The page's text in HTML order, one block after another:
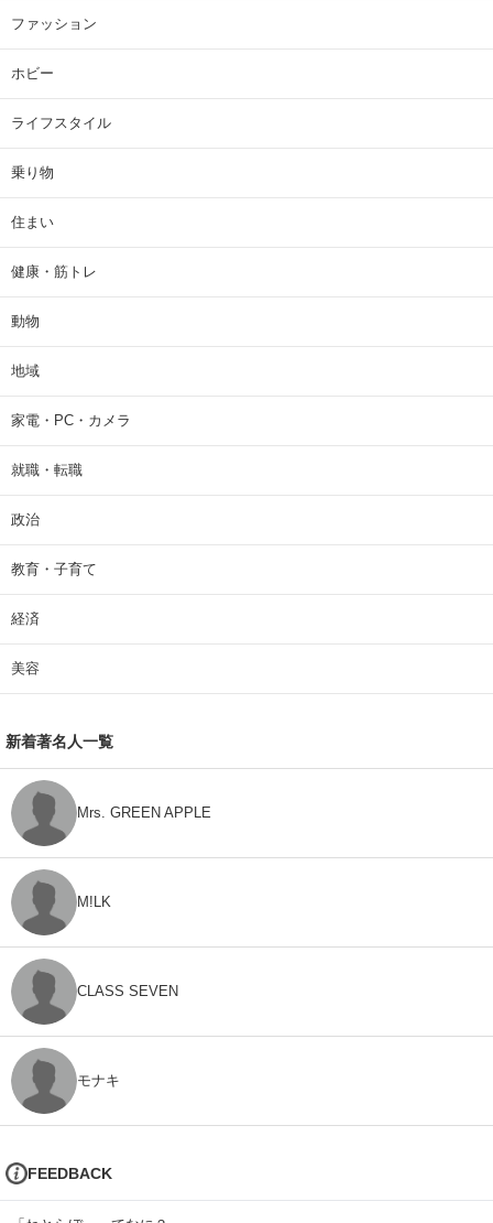
ファッション
ホビー
ライフスタイル
乗り物
住まい
健康・筋トレ
動物
地域
家電・PC・カメラ
就職・転職
政治
教育・子育て
経済
美容
新着著名人一覧
Mrs. GREEN APPLE
M!LK
CLASS SEVEN
モナキ
FEEDBACK